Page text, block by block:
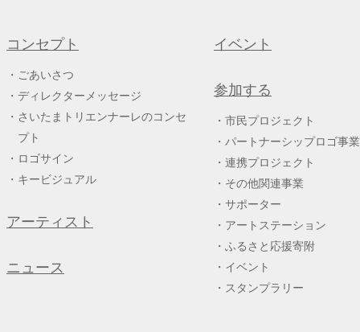
コンセプト
ごあいさつ
ディレクターメッセージ
さいたまトリエンナーレのコンセ
プト
ロゴサイン
キービジュアル
アーティスト
ニュース
イベント
参加する
市民プロジェクト
パートナーシップロゴ事業
連携プロジェクト
その他関連事業
サポーター
アートステーション
ふるさと応援寄附
イベント
スタンプラリー